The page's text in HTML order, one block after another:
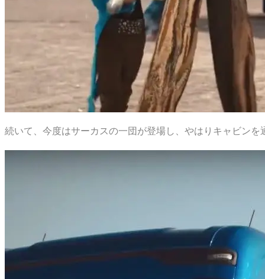
続いて、今度はサーカスの一団が登場し、やはりキャビンを